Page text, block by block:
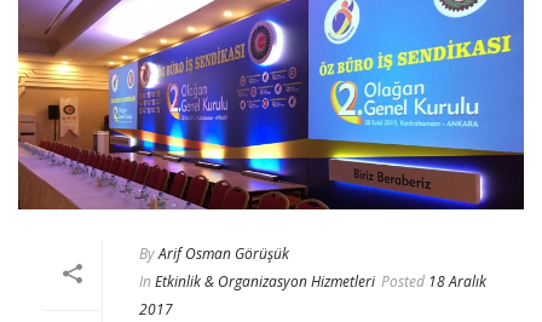
ByArif Osman Görüşük
In Etkinlik & Organizasyon Hizmetleri Posted 18 Aralık
2017